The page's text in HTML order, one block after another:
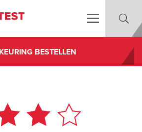
KEURING BESTELLEN